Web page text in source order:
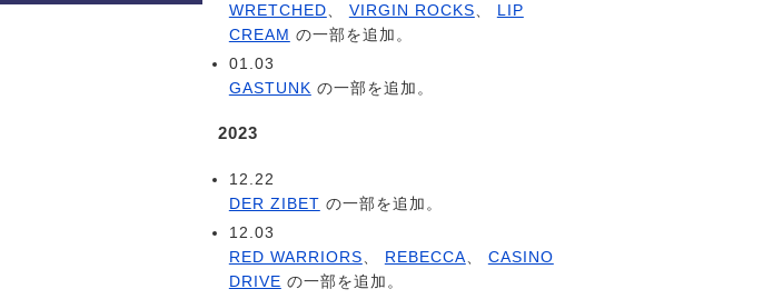
WRETCHED
VIRGIN ROCKS
LIP
CREAM の一部を追加。
01.03
GASTUNK の一部を追加。
2023
12.22
DER ZIBET の一部を追加。
12.03
RED WARRIORS
REBECCA
CASINO
DRIVE の一部を追加。